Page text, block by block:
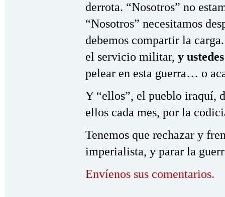
derrota. “Nosotros” no
“Nosotros” necesitamos
debemos compartir la
el servicio militar, y ustedes
pelear en esta guerra… o
Y “ellos”, el pueblo iraquí,
ellos cada mes, por la
Tenemos que rechazar y
imperialista, y parar la
Envíenos sus comentarios.